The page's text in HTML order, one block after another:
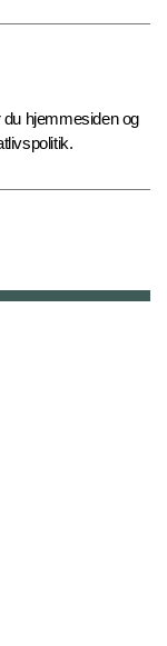
du hjemmesiden og